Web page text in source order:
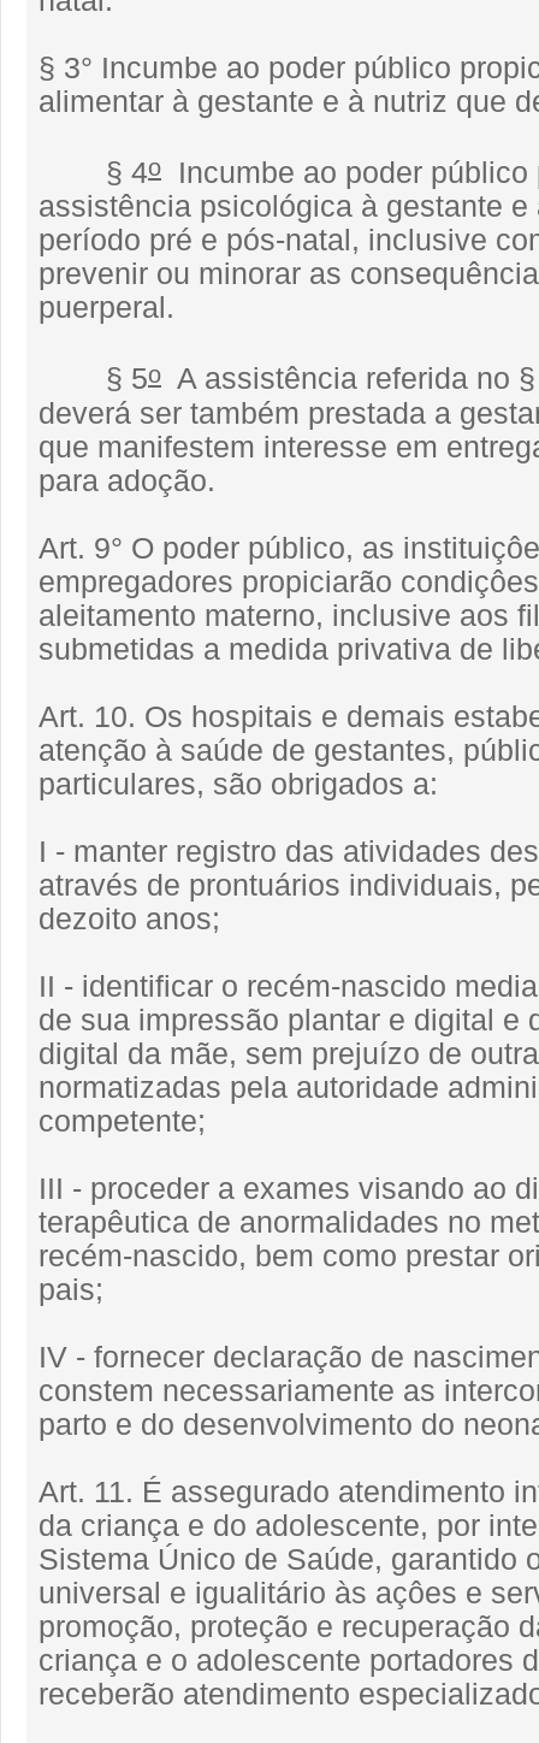
§ 3° Incumbe ao poder público
alimentar à gestante e à nutriz que
§ 4o Incumbe ao poder público
assistência psicológica à gestante e
período pré e pós-natal, inclusive
prevenir ou minorar as
puerperal.
§ 5o A assistência referida no
deverá ser também prestada a
que manifestem interesse em
para adoção.
Art. 9° O poder público, as
empregadores propiciarão
aleitamento materno, inclusive aos
submetidas a medida privativa de
Art. 10. Os hospitais e demais
atenção à saúde de gestantes,
particulares, são obrigados a:
I - manter registro das atividades
através de prontuários individuais,
dezoito anos;
II - identificar o recém-nascido
de sua impressão plantar e digital e
digital da mãe, sem prejuízo de
normatizadas pela autoridade
competente;
III - proceder a exames visando ao
terapêutica de anormalidades no
recém-nascido, bem como prestar
pais;
IV - fornecer declaração de
constem necessariamente as
parto e do desenvolvimento do
Art. 11. É assegurado atendimento
da criança e do adolescente, por
Sistema Único de Saúde, garantido
universal e igualitário às açôes e
promoção, proteção e recuperação
criança e o adolescente portadores
receberão atendimento